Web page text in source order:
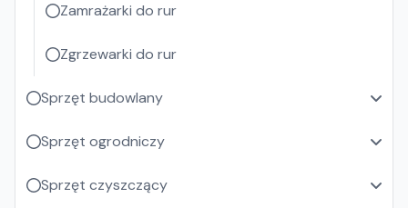
Zamrażarki do rur
Zgrzewarki do rur
Sprzęt budowlany
Sprzęt ogrodniczy
Sprzęt czyszczący